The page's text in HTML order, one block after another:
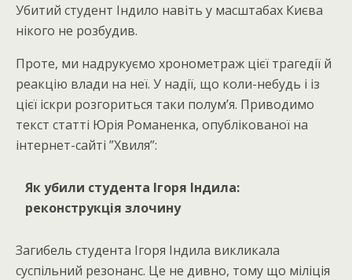
Убитий студент Індило навіть у масштабах Києва
нікого не розбудив.
Проте, ми надрукуємо хронометраж цієї трагедії й
реакцію влади на неї. У надії, що коли-небудь і із
цієї іскри розгориться таки полум’я. Приводимо
текст статті Юрія Романенка, опублікованої на
інтернет-сайті ”Хвиля”:
Як убили студента Ігоря Індила:
реконструкція злочину
Загибель студента Ігоря Індила викликала
суспільний резонанс. Це не дивно, тому що міліція